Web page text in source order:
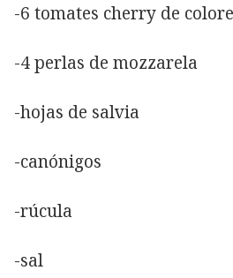
-6 tomates cherry de
-4 perlas de mozzarela
-hojas de salvia
-canónigos
-rúcula
-sal